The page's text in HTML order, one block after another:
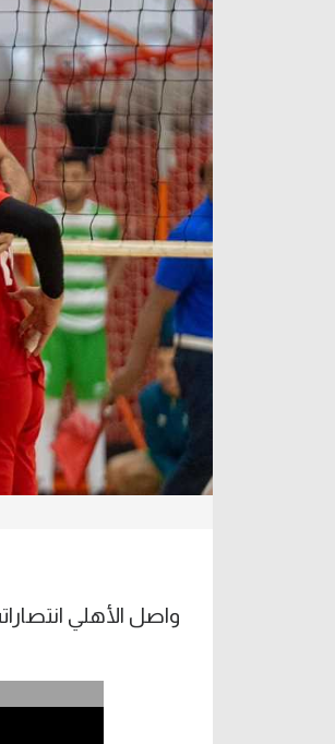
آراء حرة
ركن الألعاب
واصل الأهلي